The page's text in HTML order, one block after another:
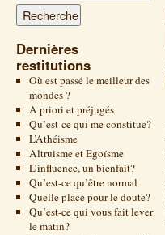
Dernières
restitutions
Où est passé le meilleur des
mondes ?
A priori et préjugés
Qu’est-ce qui me constitue?
L’Athéisme
Altruisme et Egoïsme
L’influence, un bienfait?
Qu’est-ce qu’être normal
Quelle place pour le doute?
Qu’est-ce qui vous fait lever
le matin?